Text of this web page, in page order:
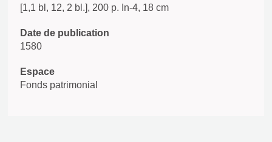
[1,1 bl, 12, 2 bl.], 200 p. In-4, 18 cm
Date de publication
1580
Espace
Fonds patrimonial